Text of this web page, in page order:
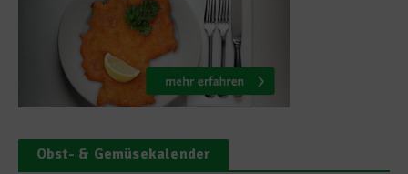
Obst- & Gemüsekalender